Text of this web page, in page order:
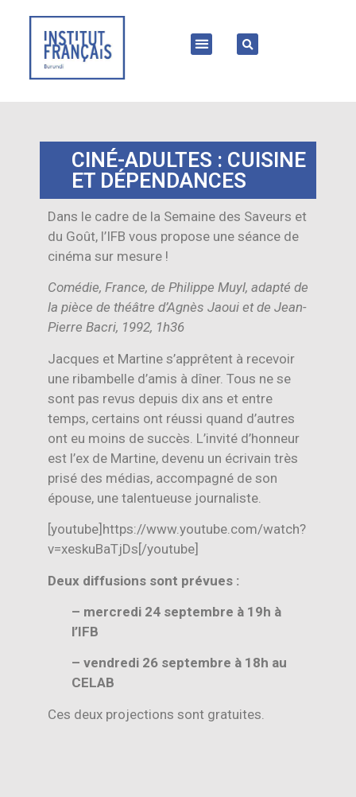
CINÉ-ADULTES : CUISINE
ET DÉPENDANCES
Dans le cadre de la Semaine des Saveurs et
du Goût, l’IFB vous propose une séance de
cinéma sur mesure !
Comédie, France, de Philippe Muyl, adapté de
la pièce de théâtre d’Agnès Jaoui et de Jean-
Pierre Bacri, 1992, 1h36
Jacques et Martine s’apprêtent à recevoir
une ribambelle d’amis à dîner. Tous ne se
sont pas revus depuis dix ans et entre
temps, certains ont réussi quand d’autres
ont eu moins de succès. L’invité d’honneur
est l’ex de Martine, devenu un écrivain très
prisé des médias, accompagné de son
épouse, une talentueuse journaliste.
[youtube]https://www.youtube.com/watch?
v=xeskuBaTjDs[/youtube]
Deux diffusions sont prévues :
– mercredi 24 septembre à 19h à
l’IFB
– vendredi 26 septembre à 18h au
CELAB
Ces deux projections sont gratuites.